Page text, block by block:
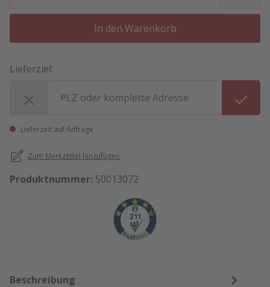
In den Warenkorb
Lieferziel:
Lieferzeit auf Anfrage
Zum Merkzettel hinzufügen
Produktnummer: 50013072
Beschreibung